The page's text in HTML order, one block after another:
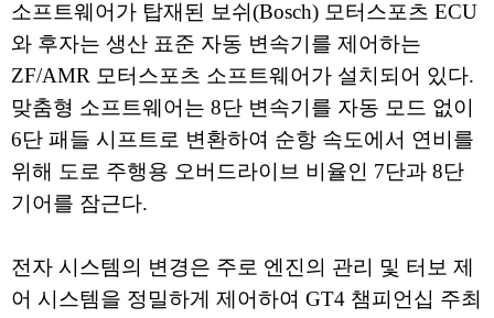
소프트웨어가 탑재된 보쉬(Bosch) 모터스포츠 ECU
와 후자는 생산 표준 자동 변속기를 제어하는
ZF/AMR 모터스포츠 소프트웨어가 설치되어 있다.
맞춤형 소프트웨어는 8단 변속기를 자동 모드 없이
6단 패들 시프트로 변환하여 순항 속도에서 연비를
위해 도로 주행용 오버드라이브 비율인 7단과 8단
기어를 잠근다.
전자 시스템의 변경은 주로 엔진의 관리 및 터보 제
어 시스템을 정밀하게 제어하여 GT4 챔피언십 주최